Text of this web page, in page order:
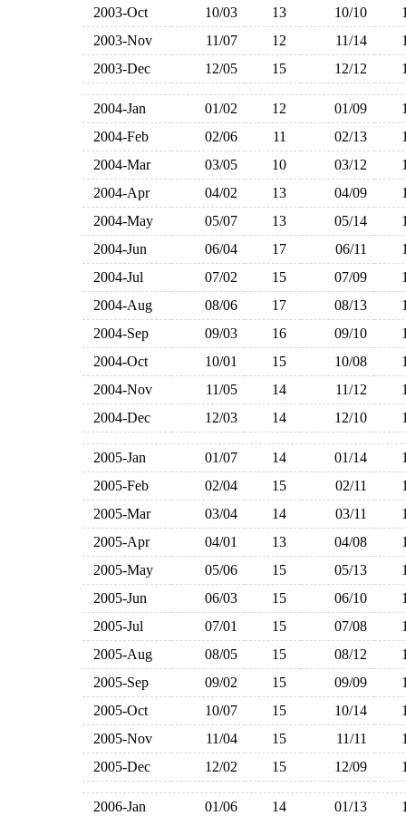
2003-Oct
10/03 13 10/10
2003-Nov
11/07 12 11/14
2003-Dec
12/05 15 12/12
2004-Jan 01/02 12 01/09
2004-Feb
02/06 11 02/13
2004-Mar
03/05 10 03/12
2004-Apr
04/02 13 04/09
2004-May
05/07 13 05/14
2004-Jun
06/04 17 06/11
2004-Jul
07/02 15 07/09
2004-Aug
08/06 17 08/13
2004-Sep
09/03 16 09/10
2004-Oct
10/01 15 10/08
2004-Nov
11/05 14 11/12
2004-Dec
12/03 14 12/10
2005-Jan 01/07 14 01/14
2005-Feb
02/04 15 02/11
2005-Mar
03/04 14 03/11
2005-Apr
04/01 13 04/08
2005-May
05/06 15 05/13
2005-Jun
06/03 15 06/10
2005-Jul
07/01 15 07/08
2005-Aug
08/05 15 08/12
2005-Sep
09/02 15 09/09
2005-Oct
10/07 15 10/14
2005-Nov
11/04 15 11/11
2005-Dec
12/02 15 12/09
2006-Jan 01/06 14 01/13